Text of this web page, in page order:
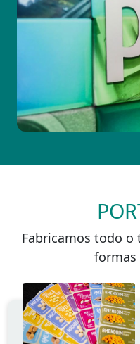
Fabricamos todo
formas